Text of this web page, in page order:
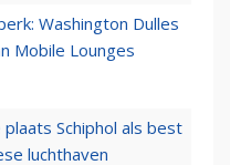
Washington Dulles
Mobile Lounges
Schiphol als best
luchthaven